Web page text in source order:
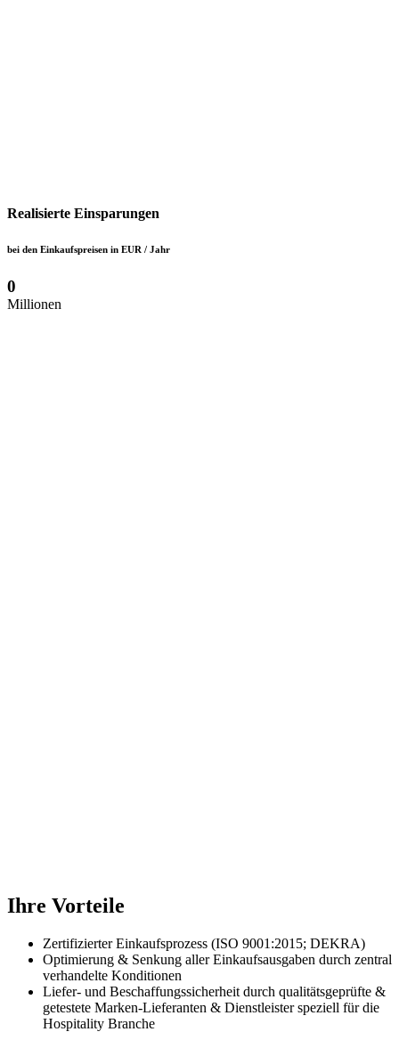
Realisierte Einsparungen
bei den Einkaufspreisen in EUR / Jahr
0
Millionen
Ihre Vorteile
Zertifizierter Einkaufsprozess (ISO 9001:2015; DEKRA)
Optimierung & Senkung aller Einkaufsausgaben durch zentral
verhandelte Konditionen
Liefer- und Beschaffungssicherheit durch qualitätsgeprüfte &
getestete Marken-Lieferanten & Dienstleister speziell für die
Hospitality Branche